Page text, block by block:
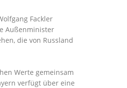
Fackler
Außenminister
die von Russland
Werte gemeinsam
verfügt über eine